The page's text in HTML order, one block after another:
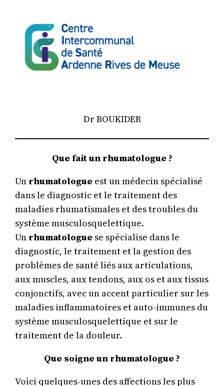
contenu
Dr BOUKIDER
Que fait un rhumatologue ?
Un rhumatologue est un médecin spécialisé
dans le diagnostic et le traitement des
maladies rhumatismales et des troubles du
système musculosquelettique.
Un rhumatologue se spécialise dans le
diagnostic, le traitement et la gestion des
problèmes de santé liés aux articulations,
aux muscles, aux tendons, aux os et aux tissus
conjonctifs, avec un accent particulier sur les
maladies inflammatoires et auto-immunes du
système musculosquelettique et sur le
traitement de la douleur.
Que soigne un rhumatologue ?
Voici quelques-unes des affections les plus